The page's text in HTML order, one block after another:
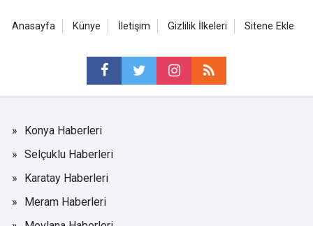
Anasayfa Künye İletişim Gizlilik İlkeleri Sitene Ekle
Konya Haberleri
Selçuklu Haberleri
Karatay Haberleri
Meram Haberleri